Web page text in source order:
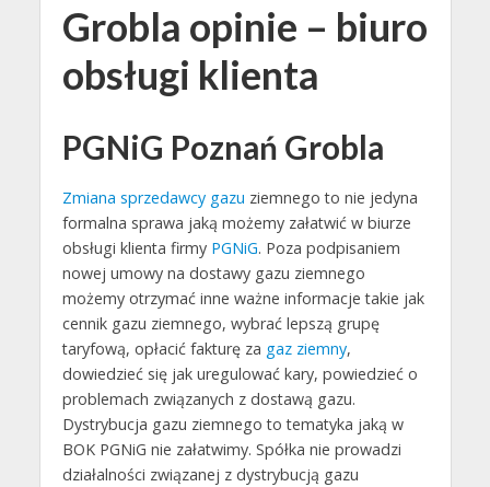
Grobla opinie – biuro
obsługi klienta
PGNiG Poznań Grobla
Zmiana sprzedawcy gazu ziemnego to nie jedyna
formalna sprawa jaką możemy załatwić w biurze
obsługi klienta firmy PGNiG. Poza podpisaniem
nowej umowy na dostawy gazu ziemnego
możemy otrzymać inne ważne informacje takie jak
cennik gazu ziemnego, wybrać lepszą grupę
taryfową, opłacić fakturę za gaz ziemny,
dowiedzieć się jak uregulować kary, powiedzieć o
problemach związanych z dostawą gazu.
Dystrybucja gazu ziemnego to tematyka jaką w
BOK PGNiG nie załatwimy. Spółka nie prowadzi
działalności związanej z dystrybucją gazu